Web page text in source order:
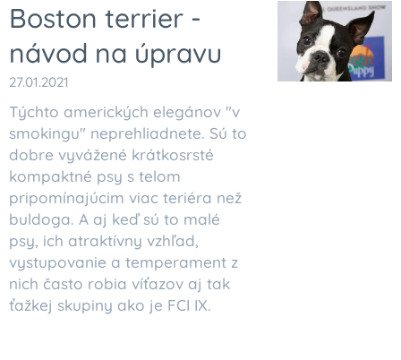
Boston terrier -
návod na úpravu
27.01.2021
Týchto amerických elegánov "v
smokingu" neprehliadnete. Sú to
dobre vyvážené krátkosrsté
kompaktné psy s telom
pripomínajúcim viac teriéra než
buldoga. A aj keď sú to malé
psy, ich atraktívny vzhľad,
vystupovanie a temperament z
nich často robia víťazov aj tak
ťažkej skupiny ako je FCI IX.